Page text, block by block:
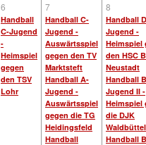
6
Handball
C-Jugend
-
Heimspiel
gegen
den TSV
Lohr
7
Handball C-
Jugend -
Auswärtsspiel
gegen den TV
Marktsteft
Handball A-
Jugend -
Auswärtsspiel
gegen die TG
Heidingsfeld
Handball
8
Handball
Jugend -
Heimspiel
den HSC
Neustadt
Handball
Jugend II -
Heimspiel
die DJK
Handball